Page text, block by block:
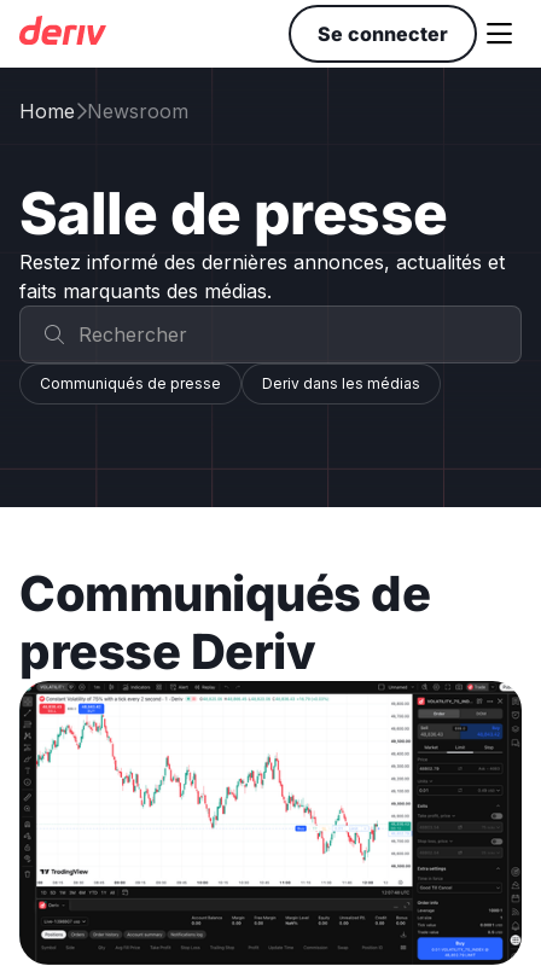
Se connecter 
HomeNewsroom
Salle de presse
Restez informé des dernières annonces, actualités et
faits marquants des médias.
Communiqués de presse Deriv dans les médias
Communiqués de
presse Deriv